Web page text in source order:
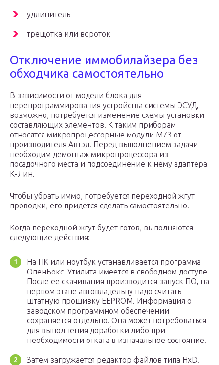
удлинитель
трещотка или вороток
Отключение иммобилайзера без
обходчика самостоятельно
В зависимости от модели блока для
перепрограммирования устройства системы ЭСУД,
возможно, потребуется изменение схемы установки
составляющих элементов. К таким приборам
относятся микропроцессорные модули М73 от
производителя Автэл. Перед выполнением задачи
необходим демонтаж микропроцессора из
посадочного места и подсоединение к нему адаптера
К-Лин.
Чтобы убрать иммо, потребуется переходной жгут
проводки, его придется сделать самостоятельно.
Когда переходной жгут будет готов, выполняются
следующие действия:
На ПК или ноутбук устанавливается программа
ОпенБокс. Утилита имеется в свободном доступе.
После ее скачивания производится запуск ПО, на
первом этапе автовладельцу надо считать
штатную прошивку EEPROM. Информация о
заводском программном обеспечении
сохраняется отдельно. Она может потребоваться
для выполнения доработки либо при
необходимости отката в изначальное состояние.
Затем загружается редактор файлов типа HxD.